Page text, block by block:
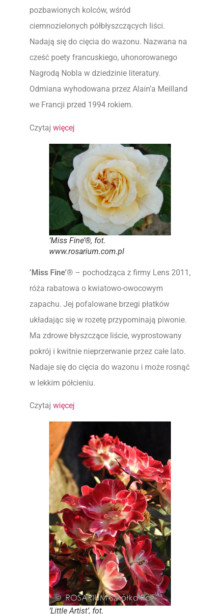
pozbawionych kolców, wśród
ciemnozielonych półbłyszczących liści.
Nadają się do cięcia do wazonu. Nazwana na
cześć poety francuskiego, uhonorowanego
Nagrodą Nobla w dziedzinie literatury.
Odmiana wyhodowana przez Alain’a Meilland
we Francji przed 1994 rokiem.
Czytaj więcej
’Miss Fine’®, fot.
www.rosarium.com.pl
’Miss Fine’® – pochodząca z firmy Lens 2011,
róża rabatowa o kwiatowo-owocowym
zapachu. Jej pofalowane brzegi płatków
układając się w rozetę przypominają piwonie.
Ma zdrowe błyszczące liście, wyprostowany
pokrój i kwitnie nieprzerwanie przez całe lato.
Nadaje się do cięcia do wazonu i może rosnąć
w lekkim półcieniu.
Czytaj więcej
’Little Artist’, fot.